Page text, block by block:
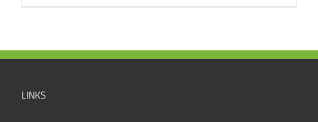
LINKS